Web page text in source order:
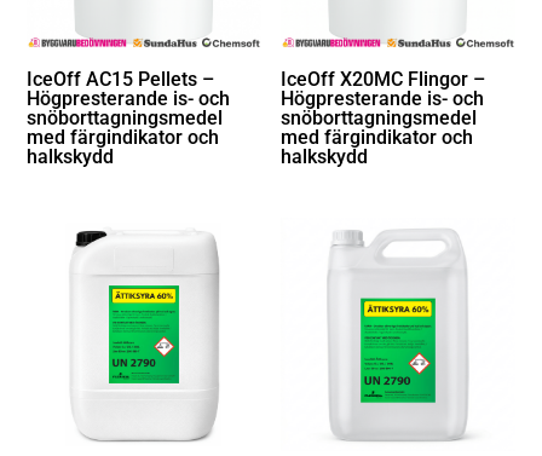
IceOff AC15 Pellets –
Högpresterande is- och
snöborttagningsmedel
med färgindikator och
halkskydd
IceOff X20MC Flingor –
Högpresterande is- och
snöborttagningsmedel
med färgindikator och
halkskydd